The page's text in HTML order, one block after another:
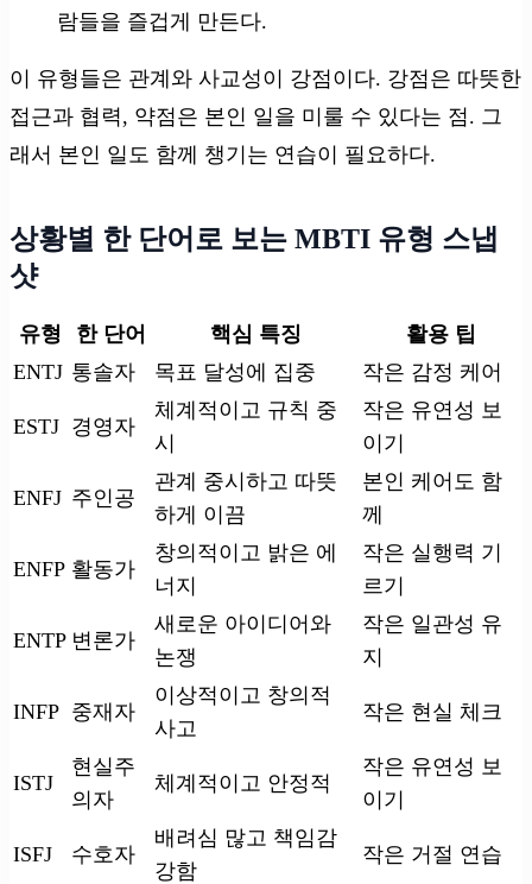
람들을 즐겁게 만든다.
이 유형들은 관계와 사교성이 강점이다. 강점은 따뜻한
접근과 협력, 약점은 본인 일을 미룰 수 있다는 점. 그
래서 본인 일도 함께 챙기는 연습이 필요하다.
상황별 한 단어로 보는 MBTI 유형 스냅
샷
유형 한 단어 핵심 특징
활용 팁
ENTJ 통솔자 목표 달성에 집중 작은 감정 케어
ESTJ 경영자
체계적이고 규칙 중
시
작은 유연성 보
이기
ENFJ 주인공
관계 중시하고 따뜻
하게 이끔
본인 케어도 함
께
ENFP 활동가
창의적이고 밝은 에
너지
작은 실행력 기
르기
ENTP 변론가
새로운 아이디어와
논쟁
작은 일관성 유
지
INFP 중재자
이상적이고 창의적
사고
작은 현실 체크
ISTJ
현실주
의자
체계적이고 안정적
작은 유연성 보
이기
ISFJ 수호자
배려심 많고 책임감
강함
작은 거절 연습